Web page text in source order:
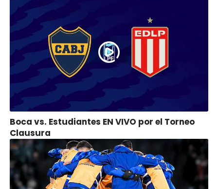
Boca vs. Estudiantes EN VIVO por el Torneo
Clausura